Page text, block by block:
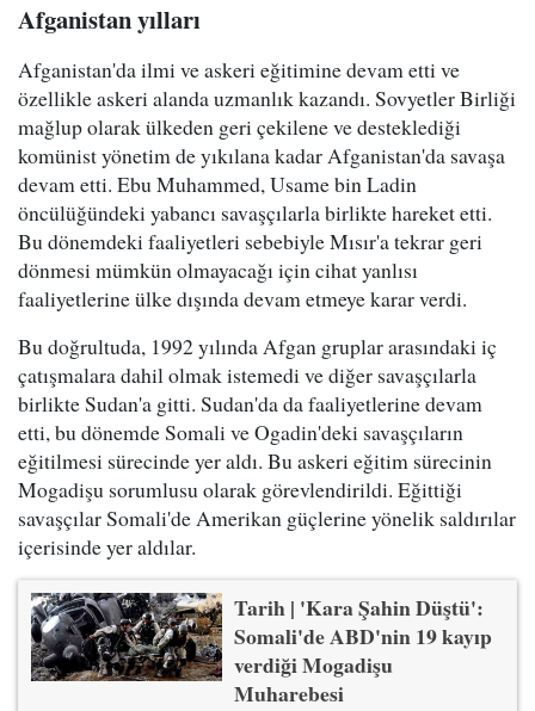
Afganistan yılları
Afganistan'da ilmi ve askeri eğitimine devam etti ve
özellikle askeri alanda uzmanlık kazandı. Sovyetler Birliği
mağlup olarak ülkeden geri çekilene ve desteklediği
komünist yönetim de yıkılana kadar Afganistan'da savaşa
devam etti. Ebu Muhammed, Usame bin Ladin
öncülüğündeki yabancı savaşçılarla birlikte hareket etti.
Bu dönemdeki faaliyetleri sebebiyle Mısır'a tekrar geri
dönmesi mümkün olmayacağı için cihat yanlısı
faaliyetlerine ülke dışında devam etmeye karar verdi.
Bu doğrultuda, 1992 yılında Afgan gruplar arasındaki iç
çatışmalara dahil olmak istemedi ve diğer savaşçılarla
birlikte Sudan'a gitti. Sudan'da da faaliyetlerine devam
etti, bu dönemde Somali ve Ogadin'deki savaşçıların
eğitilmesi sürecinde yer aldı. Bu askeri eğitim sürecinin
Mogadişu sorumlusu olarak görevlendirildi. Eğittiği
savaşçılar Somali'de Amerikan güçlerine yönelik saldırılar
içerisinde yer aldılar.
Tarih | 'Kara Şahin Düştü':
Somali'de ABD'nin 19 kayıp
verdiği Mogadişu
Muharebesi